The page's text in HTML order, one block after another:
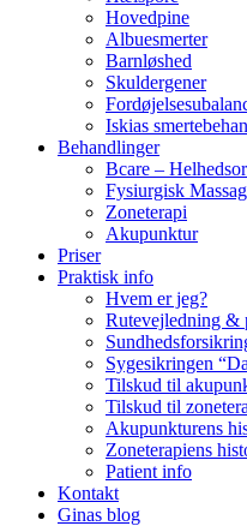
Hovedpine
Albuesmerter
Barnløshed
Skuldergener
Iskias
Behandlinger
Bcare –
Fysiurgisk
Zoneterapi
Akupunktur
Priser
Praktisk info
Hvem er jeg?
Rutevejledning &
Sygesikringen
Tilskud til
Tilskud til
Akupunkturens
Zoneterapiens
Patient info
Kontakt
Ginas blog